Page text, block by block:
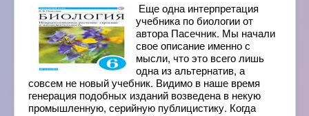
Еще одна интерпретация
учебника по биологии от
автора Пасечник. Мы начали
свое описание именно с
мысли, что это всего лишь
одна из альтернатив, а
совсем не новый учебник. Видимо в наше время
генерация подобных изданий возведена в некую
промышленную, серийную публицистику. Когда